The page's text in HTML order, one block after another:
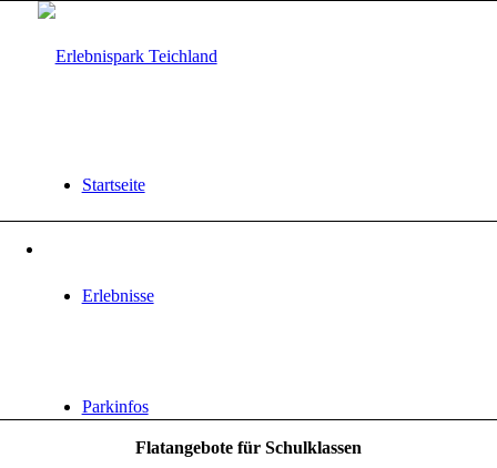
Startseite
Erlebnisse
Parkinfos
Flatangebote für Schulklassen